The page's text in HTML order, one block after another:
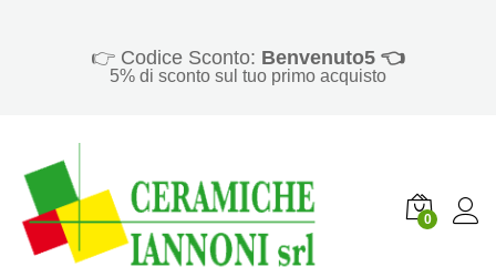
👉 Codice Sconto: Benvenuto5 👈
5% di sconto sul tuo primo acquisto
0